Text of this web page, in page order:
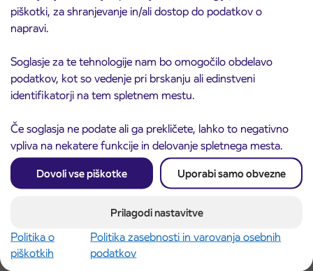
piškotki, za shranjevanje in/ali dostop do podatkov o
napravi.
Soglasje za te tehnologije nam bo omogočilo obdelavo
podatkov, kot so vedenje pri brskanju ali edinstveni
identifikatorji na tem spletnem mestu.
Če soglasja ne podate ali ga prekličete, lahko to negativno
vpliva na nekatere funkcije in delovanje spletnega mesta.
Dovoli vse piškotke Uporabi samo obvezne
Prilagodi nastavitve
Politika o
piškotkih
Politika zasebnosti in varovanja osebnih
podatkov
3. 8. 2026
Predprodaja dijaških subvencioniranih IJPP
vozovnic za šolsko leto 2026/2027 se začne
Kranj
Preberite objavo